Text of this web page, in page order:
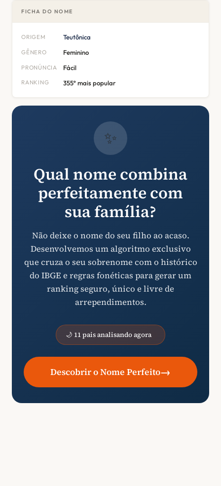
FICHA DO NOME
ORIGEM Teutônica
GÊNERO Feminino
PRONÚNCIA Fácil
RANKING 355º mais popular
✨
Qual nome combina
perfeitamente com
sua família?
Não deixe o nome do seu filho ao acaso.
Desenvolvemos um algoritmo exclusivo
que cruza o seu sobrenome com o histórico
do IBGE e regras fonéticas para gerar um
ranking seguro, único e livre de
arrependimentos.
🌙 11 pais analisando agora
Descobrir o Nome Perfeito→